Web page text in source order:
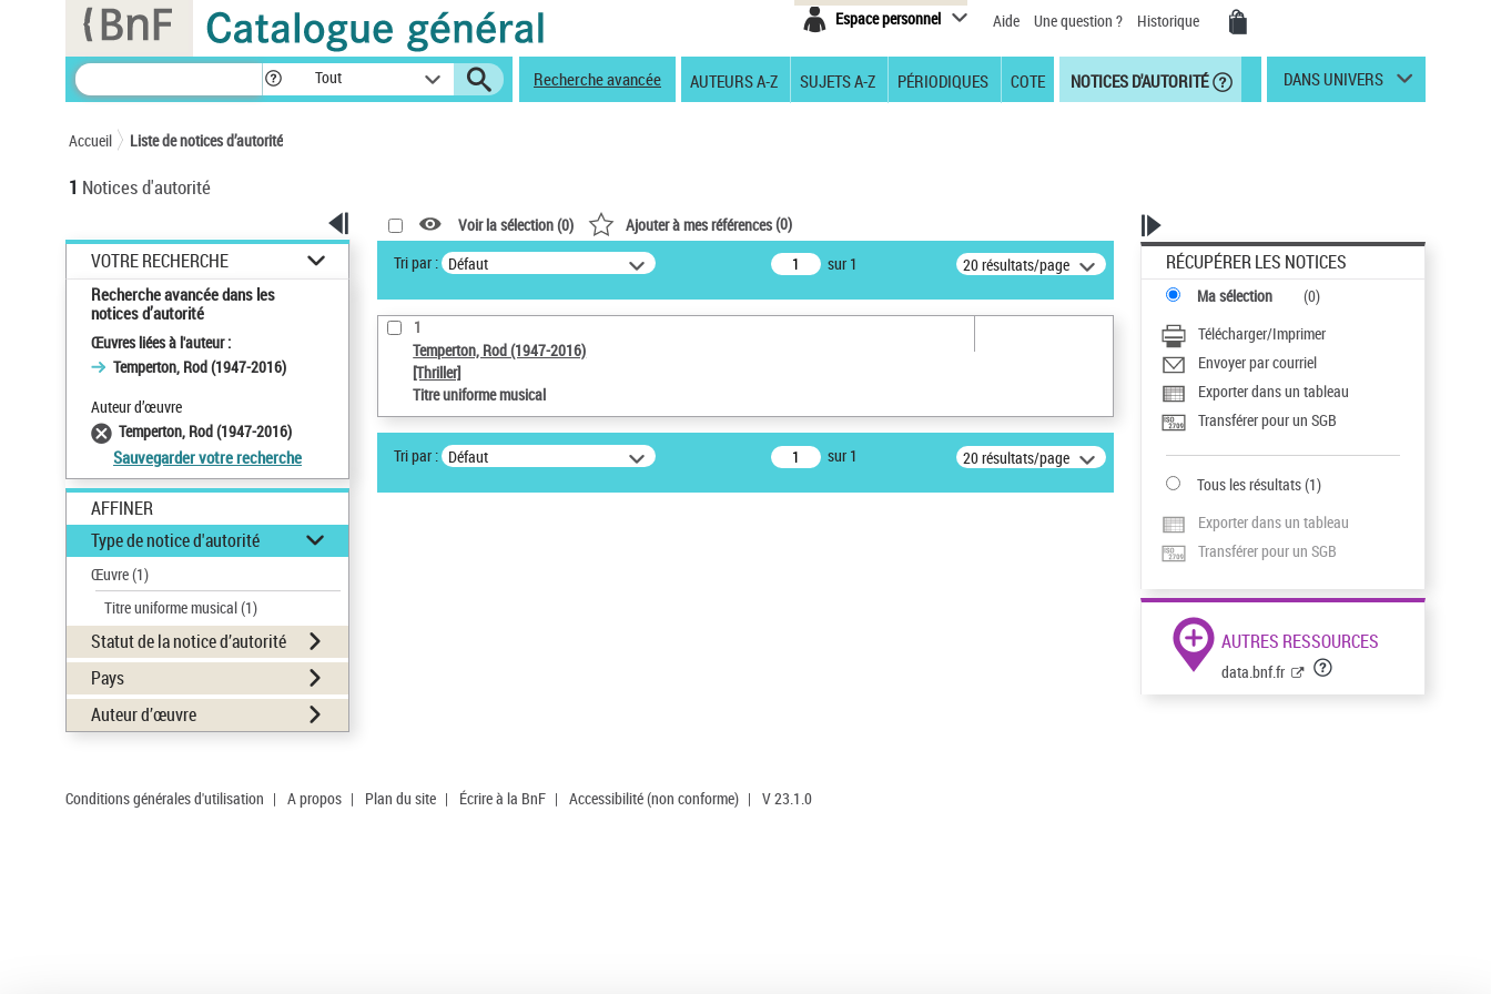
Espace personnel Aide Une question ? Historique
Tout Recherche avancée AUTEURS A-Z SUJETS A-Z PÉRIODIQUES COTE NOTICES D'AUTORITÉ DANS UNIVERS
Accueil Liste de notices d’autorité
1 Notices d'autorité
VOTRE RECHERCHE
Recherche avancée dans les
notices d’autorité
Œuvres liées à l'auteur :
Temperton, Rod (1947-2016)
Auteur d’œuvre
Temperton, Rod (1947-2016)
Sauvegarder votre recherche
AFFINER
Type de notice d'autorité
Œuvre(1)
Titre uniforme musical(1)
Statut de la notice d’autorité
Pays
Auteur d’œuvre
Voir la sélection (0) Ajouter à mes références(0)
Tri par : Défaut sur 1 20 résultats/page
1
Temperton, Rod (1947-2016)
[Thriller]
Titre uniforme musical
Tri par : Défaut sur 1 20 résultats/page
RÉCUPÉRER LES NOTICES
Ma sélection (0)
Télécharger/Imprimer
Envoyer par courriel
Exporter dans un tableau
Transférer pour un SGB
Tous les résultats(1)
Exporter dans un tableau
Transférer pour un SGB
AUTRES RESSOURCES
data.bnf.fr
Conditions générales d'utilisation | A propos | Plan du site | Écrire à la BnF | Accessibilité (non conforme) | V 23.1.0
Panneau de gestion des cookies